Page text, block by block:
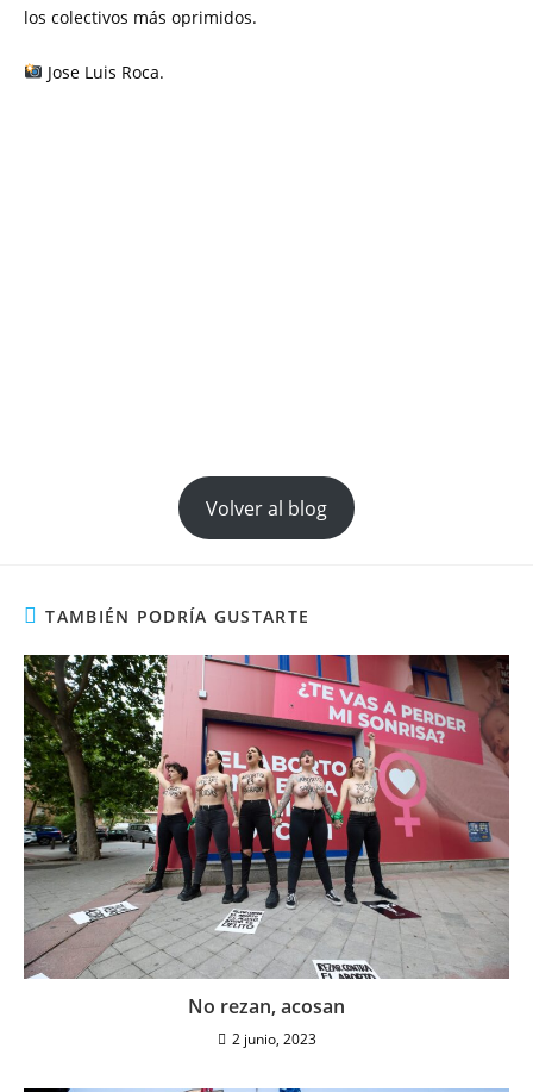
los colectivos más oprimidos.
Jose Luis Roca.
Volver al blog
TAMBIÉN PODRÍA GUSTARTE
No rezan, acosan
2 junio, 2023